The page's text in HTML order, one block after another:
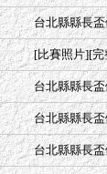
台北縣縣長
[比賽照片][完
台北縣縣長盃
台北縣縣長盃
台北縣縣長盃